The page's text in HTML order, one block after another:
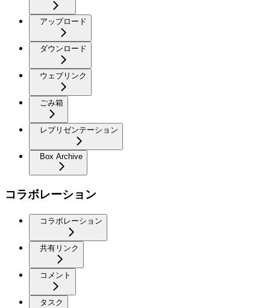
アップロード
ダウンロード
ウェブリンク
ごみ箱
レプリゼンテーション
Box Archive
コラボレーション
コラボレーション
共有リンク
コメント
タスク